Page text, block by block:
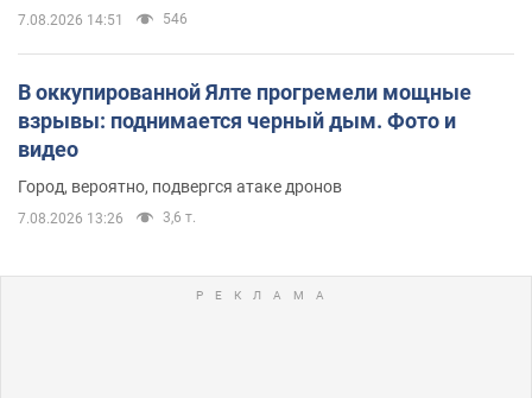
7.08.2026 14:51 546
В оккупированной Ялте прогремели мощные
взрывы: поднимается черный дым. Фото и
видео
Город, вероятно, подвергся атаке дронов
7.08.2026 13:26 3,6 т.